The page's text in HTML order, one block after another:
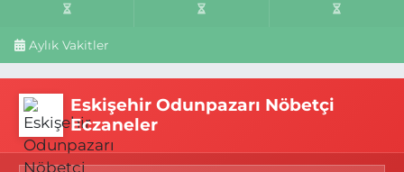
Aylık Vakitler
Eskişehir Odunpazarı Nöbetçi
Eczaneler